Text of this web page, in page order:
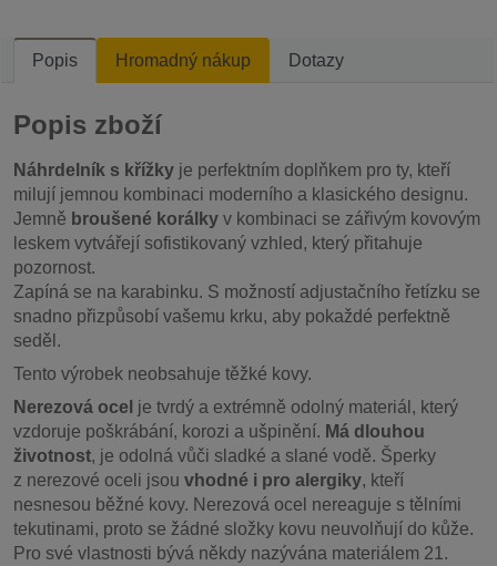
Popis Hromadný nákup Dotazy
Popis zboží
Náhrdelník s křížky je perfektním doplňkem pro ty, kteří
milují jemnou kombinaci moderního a klasického designu.
Jemně broušené korálky v kombinaci se zářivým kovovým
leskem vytvářejí sofistikovaný vzhled, který přitahuje
pozornost.
Zapíná se na karabinku. S možností adjustačního řetízku se
snadno přizpůsobí vašemu krku, aby pokaždé perfektně
seděl.
Tento výrobek neobsahuje těžké kovy.
Nerezová ocel je tvrdý a extrémně odolný materiál, který
vzdoruje poškrábání, korozi a ušpinění. Má dlouhou
životnost, je odolná vůči sladké a slané vodě. Šperky
z nerezové oceli jsou vhodné i pro alergiky, kteří
nesnesou běžné kovy. Nerezová ocel nereaguje s tělními
tekutinami, proto se žádné složky kovu neuvolňují do kůže.
Pro své vlastnosti bývá někdy nazývána materiálem 21.